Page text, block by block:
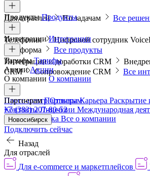
Для отраслей По задачам Все
ПродуктыПродукты
Телефония Цифровой сотрудник
платформа
Все продукты
ИнтеграцииИнтеграции
Интеграции и доработки CRM
CRM
Сопровождение CRM Все
ТарифыТарифы
АкцииАкции
О компании О компании
Пресс-центрОтзывыКарьера Раскрытие
КонтактыЛицензии Международная
и деловая этика Все о компании
ПартнерамПартнерам
+7 (383) 207-80-52
Новосибирск
Подключить сейчас
Назад
Для отраслей
Для e-commerce и маркетплейсов